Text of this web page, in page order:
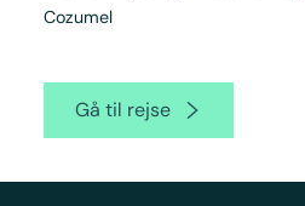
Cozumel
Gå til rejse